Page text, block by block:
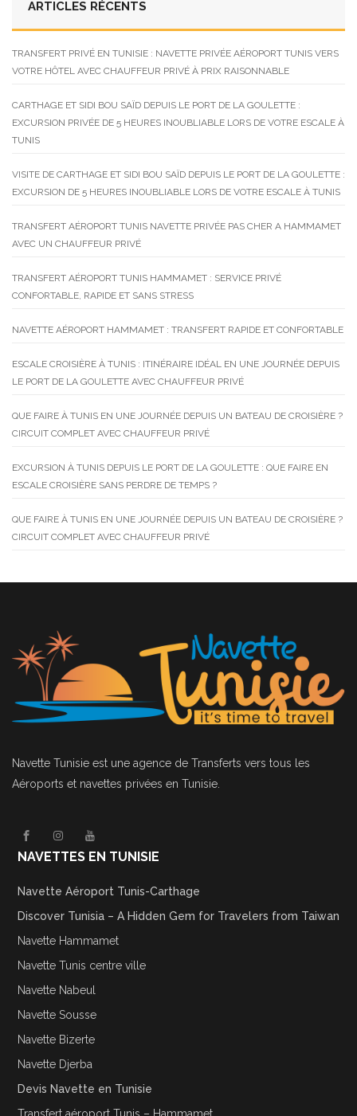
ARTICLES RÉCENTS
TRANSFERT PRIVÉ EN TUNISIE : NAVETTE PRIVÉE AÉROPORT TUNIS VERS
VOTRE HÔTEL AVEC CHAUFFEUR PRIVÉ À PRIX RAISONNABLE
CARTHAGE ET SIDI BOU SAÏD DEPUIS LE PORT DE LA GOULETTE :
EXCURSION PRIVÉE DE 5 HEURES INOUBLIABLE LORS DE VOTRE ESCALE À
TUNIS
VISITE DE CARTHAGE ET SIDI BOU SAÏD DEPUIS LE PORT DE LA GOULETTE :
EXCURSION DE 5 HEURES INOUBLIABLE LORS DE VOTRE ESCALE À TUNIS
TRANSFERT AÉROPORT TUNIS NAVETTE PRIVÉE PAS CHER A HAMMAMET
AVEC UN CHAUFFEUR PRIVÉ
TRANSFERT AÉROPORT TUNIS HAMMAMET : SERVICE PRIVÉ
CONFORTABLE, RAPIDE ET SANS STRESS
NAVETTE AÉROPORT HAMMAMET : TRANSFERT RAPIDE ET CONFORTABLE
ESCALE CROISIÈRE À TUNIS : ITINÉRAIRE IDÉAL EN UNE JOURNÉE DEPUIS
LE PORT DE LA GOULETTE AVEC CHAUFFEUR PRIVÉ
QUE FAIRE À TUNIS EN UNE JOURNÉE DEPUIS UN BATEAU DE CROISIÈRE ?
CIRCUIT COMPLET AVEC CHAUFFEUR PRIVÉ
EXCURSION À TUNIS DEPUIS LE PORT DE LA GOULETTE : QUE FAIRE EN
ESCALE CROISIÈRE SANS PERDRE DE TEMPS ?
QUE FAIRE À TUNIS EN UNE JOURNÉE DEPUIS UN BATEAU DE CROISIÈRE ?
CIRCUIT COMPLET AVEC CHAUFFEUR PRIVÉ
Navette Tunisie est une agence de Transferts vers tous les
Aéroports et navettes privées en Tunisie.
NAVETTES EN TUNISIE
Navette Aéroport Tunis-Carthage
Discover Tunisia – A Hidden Gem for Travelers from Taiwan
Navette Hammamet
Navette Tunis centre ville
Navette Nabeul
Navette Sousse
Navette Bizerte
Navette Djerba
Devis Navette en Tunisie
Transfert aéroport Tunis – Hammamet